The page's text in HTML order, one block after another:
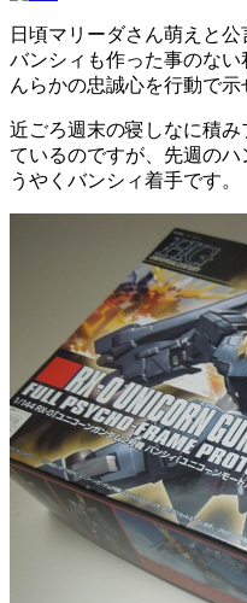
日頃マリーダさん萌えと
バンシィも作った事のな
んらかの忠誠心を行動で
近ごろ週末の寝しなに積
ているのですが、先週の
うやくバンシィ着手です。